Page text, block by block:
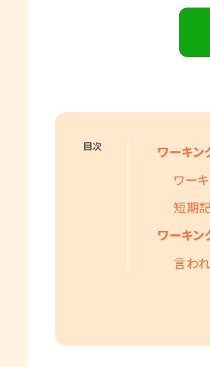
目次
ワーキ
ワー
短期
ワーキン
言わ